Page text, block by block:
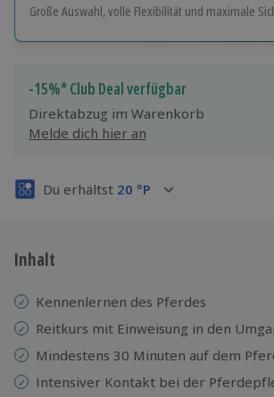
Große Auswahl, volle Flexibilität und maximale
Jeder Gutschein für alle Erlebnisse einlösbar.
Maximale Sicherheit
3 Jahre gültig & verlängerbar.
-15%* Club Deal verfügbar
Direktabzug im Warenkorb
Melde dich hier an
Du erhältst 20 °P
Inhalt
Kennenlernen des Pferdes
Reitkurs mit Einweisung in den
Mindestens 30 Minuten auf dem
Intensiver Kontakt bei der